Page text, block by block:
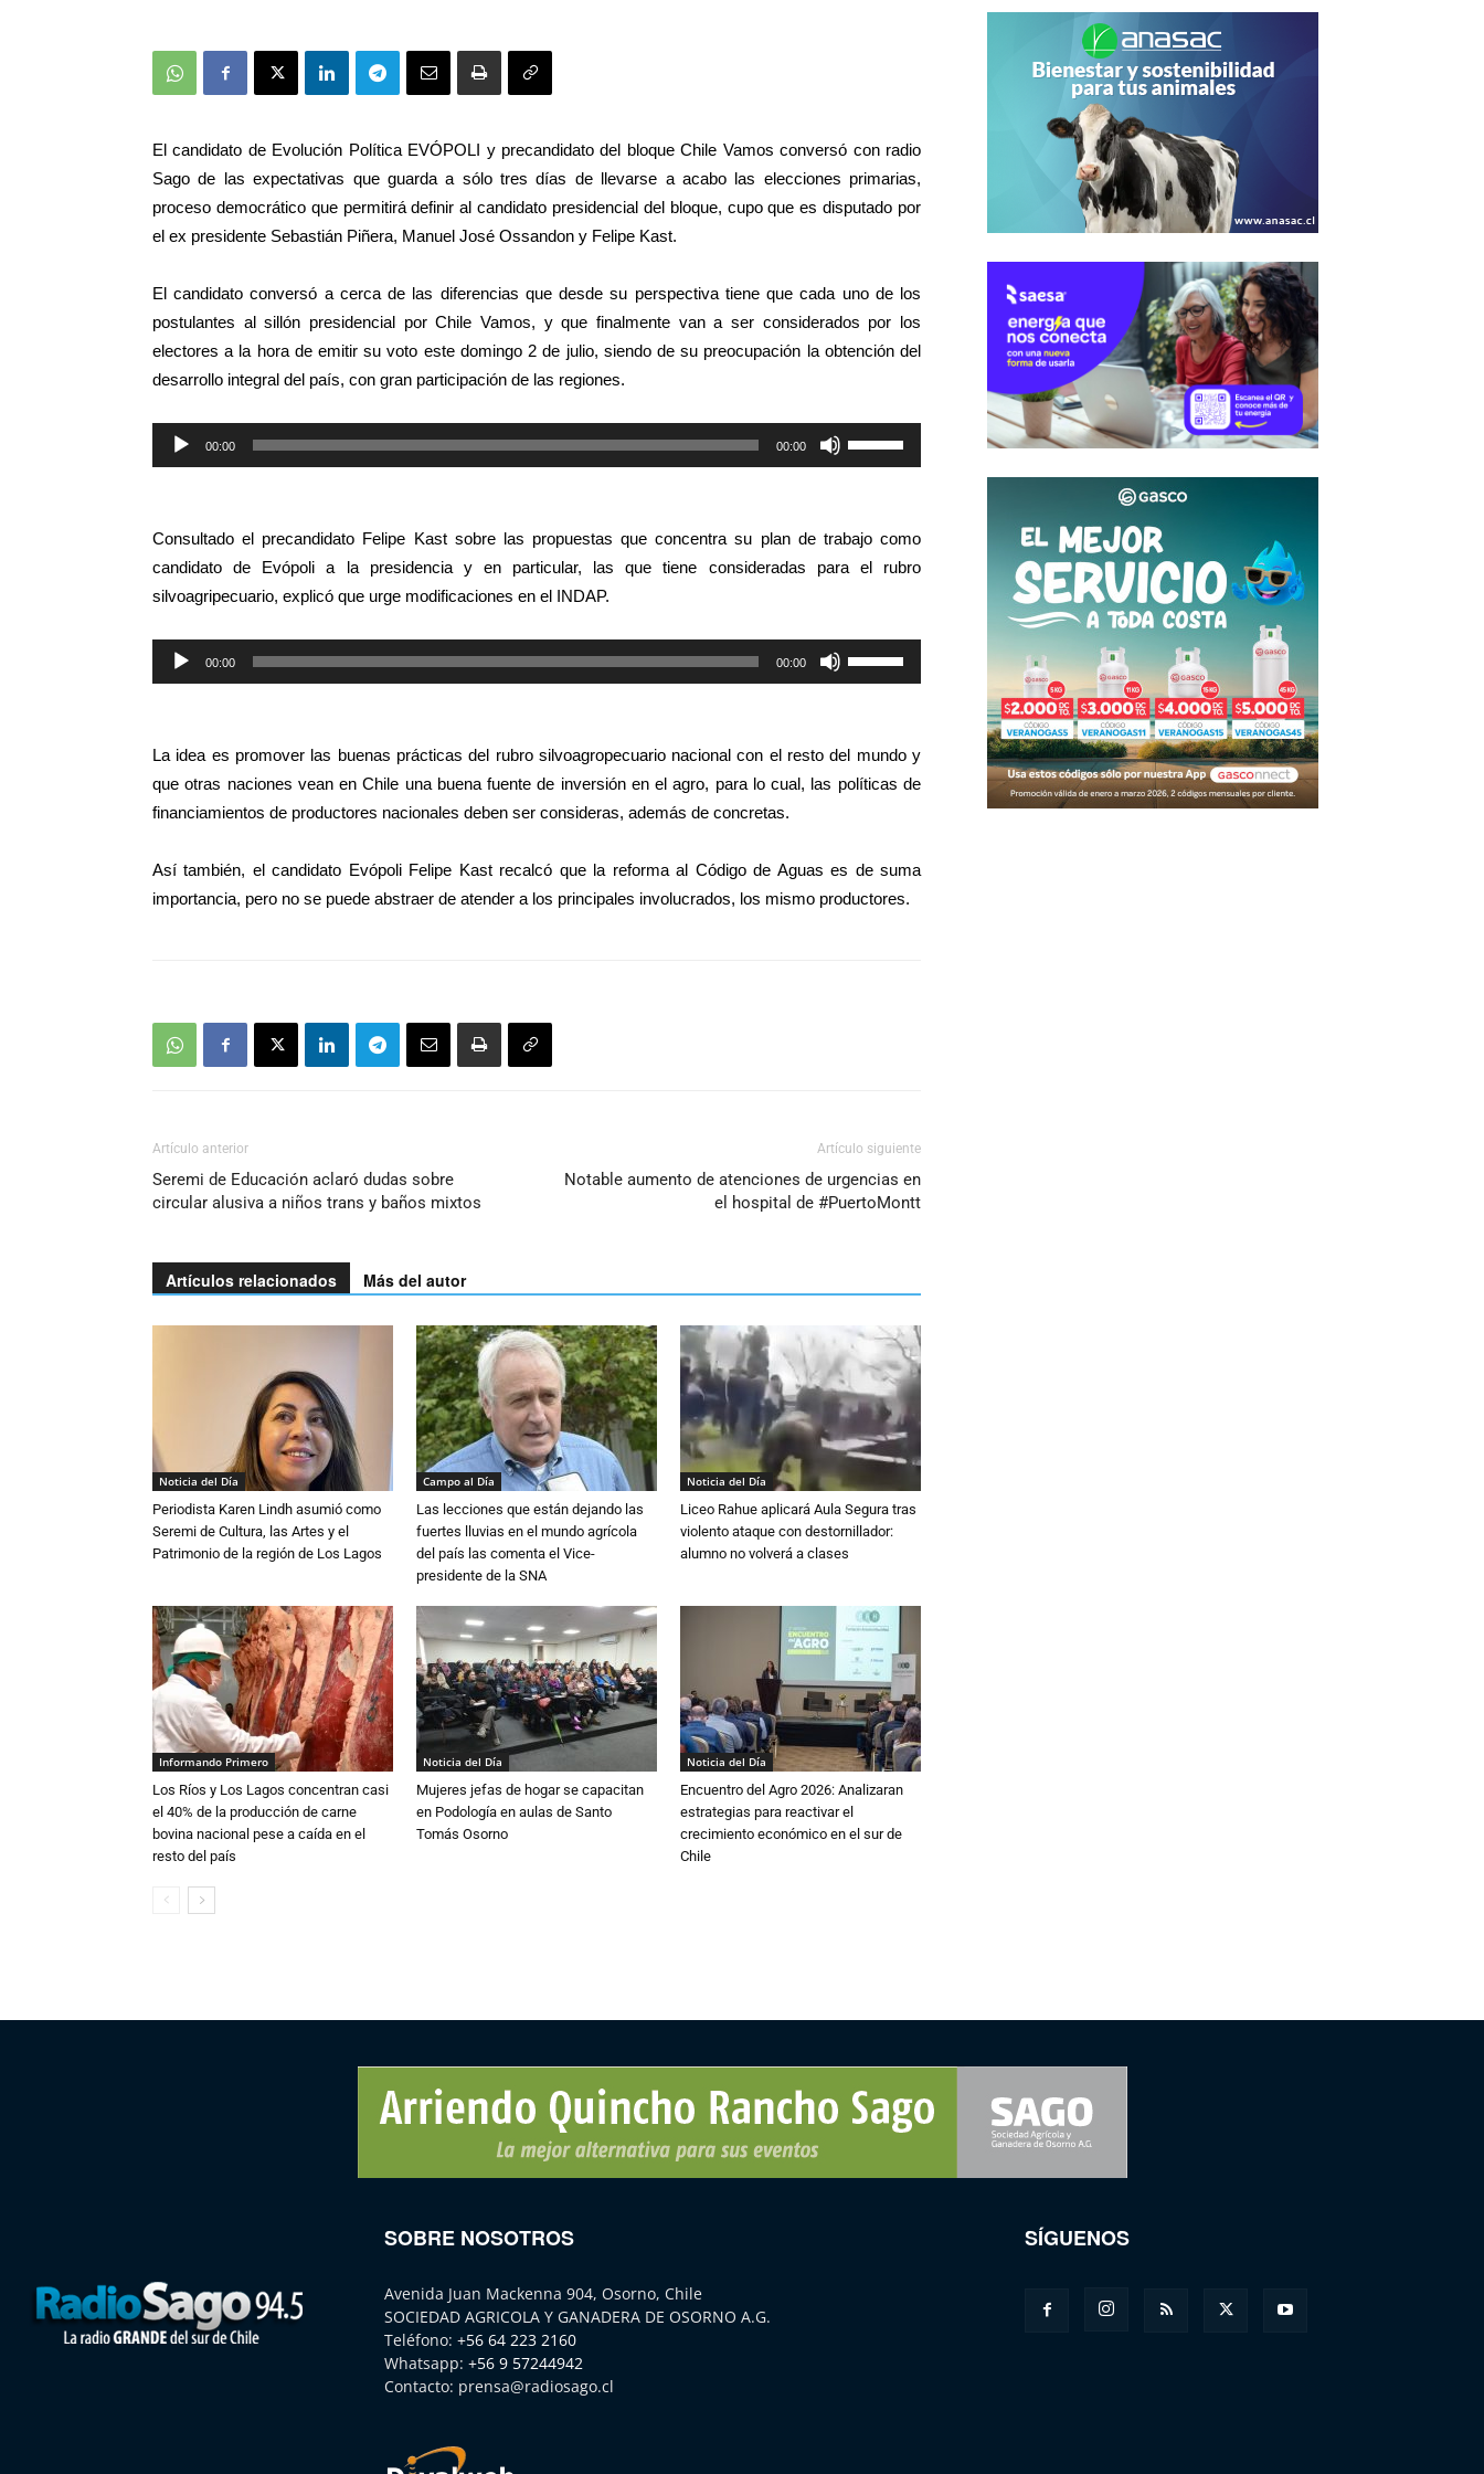
El candidato de Evolución Política EVÓPOLI y precandidato del bloque Chile Vamos conversó con radio
Sago de las expectativas que guarda a sólo tres días de llevarse a acabo las elecciones primarias,
proceso democrático que permitirá definir al candidato presidencial del bloque, cupo que es disputado por
el ex presidente Sebastián Piñera, Manuel José Ossandon y Felipe Kast.
El candidato conversó a cerca de las diferencias que desde su perspectiva tiene que cada uno de los
postulantes al sillón presidencial por Chile Vamos, y que finalmente van a ser considerados por los
electores a la hora de emitir su voto este domingo 2 de julio, siendo de su preocupación la obtención del
desarrollo integral del país, con gran participación de las regiones.
Reproductor
de
00:00 00:00
las
flecha
arriba/abajo
aumentar
o
volumen.
Consultado el precandidato Felipe Kast sobre las propuestas que concentra su plan de trabajo como
candidato de Evópoli a la presidencia y en particular, las que tiene consideradas para el rubro
silvoagripecuario, explicó que urge modificaciones en el INDAP.
Reproductor
de
00:00 00:00
las
flecha
arriba/abajo
disminuir
La idea es promover las buenas prácticas del rubro silvoagropecuario nacional con el resto del mundo y
que otras naciones vean en Chile una buena fuente de inversión en el agro, para lo cual, las políticas de
financiamientos de productores nacionales deben ser consideras, además de concretas.
Así también, el candidato Evópoli Felipe Kast recalcó que la reforma al Código de Aguas es de suma
importancia, pero no se puede abstraer de atender a los principales involucrados, los mismo productores.
Artículo anterior
Seremi de Educación aclaró dudas sobre
circular alusiva a niños trans y baños mixtos
Artículo siguiente
Notable aumento de atenciones de urgencias en
el hospital de #PuertoMontt
Artículos relacionados Más del autor
Noticia del Día
Periodista Karen Lindh asumió como
Seremi de Cultura, las Artes y el
Patrimonio de la región de Los Lagos
Campo al Día
Las lecciones que están dejando las
fuertes lluvias en el mundo agrícola
del país las comenta el Vice-
presidente de la SNA
Noticia del Día
Liceo Rahue aplicará Aula Segura tras
violento ataque con destornillador:
alumno no volverá a clases
Informando Primero
Los Ríos y Los Lagos concentran casi
el 40% de la producción de carne
bovina nacional pese a caída en el
resto del país
Noticia del Día
Mujeres jefas de hogar se capacitan
en Podología en aulas de Santo
Tomás Osorno
Noticia del Día
Encuentro del Agro 2026: Analizaran
estrategias para reactivar el
crecimiento económico en el sur de
Chile
SOBRE NOSOTROS
Avenida Juan Mackenna 904, Osorno, Chile
SOCIEDAD AGRICOLA Y GANADERA DE OSORNO A.G.
Teléfono: +56 64 223 2160
Whatsapp: +56 9 57244942
Contacto: prensa@radiosago.cl
SÍGUENOS